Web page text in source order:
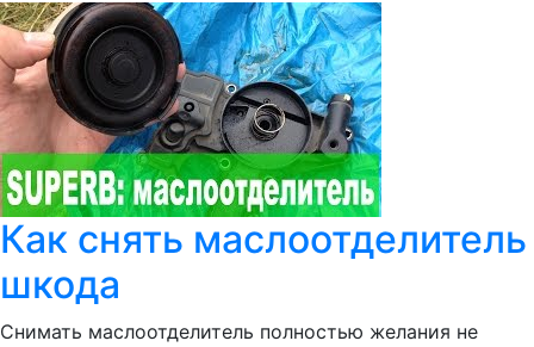
Как снять маслоотделитель
шкода
Снимать маслоотделитель полностью желания не